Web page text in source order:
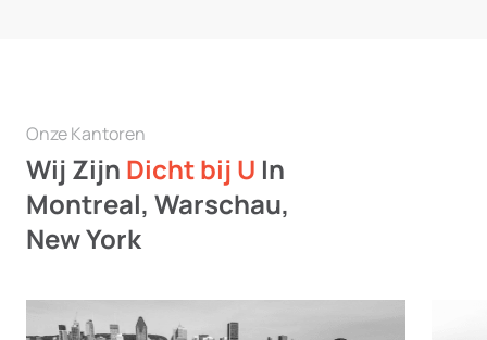
Onze Kantoren
Wij Zijn Dicht bij U In
Montreal, Warschau,
New York